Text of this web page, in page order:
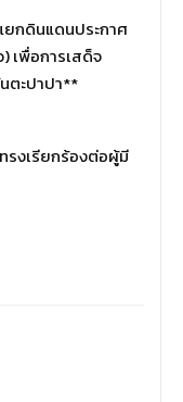
กดินแดนประกาศ
เพื่อการเสด็จ
ตะปาปา**
รงเรียกร้องต่อผู้มี